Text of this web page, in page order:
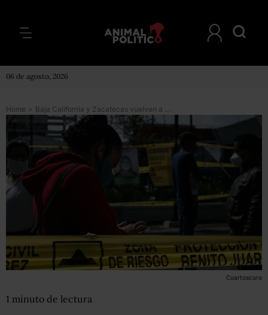
06 de agosto, 2026
Home > Baja California y Zacatecas vuelven a semáforo rojo por COVID; hay 10 estados en alerta
Cuartoscuro
1 minuto de lectura